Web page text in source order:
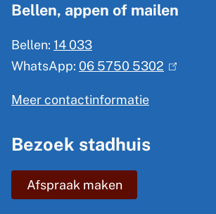
m
Bellen, appen of mailen
Bellen: 14 033
WhatsApp: 06 5750 5302
Meer contactinformatie
Bezoek stadhuis
Afspraak maken